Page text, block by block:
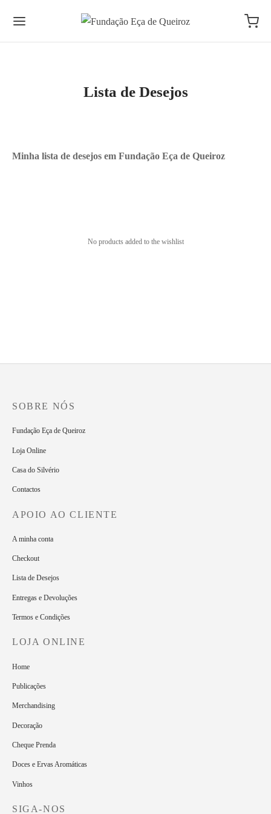
Lista de Desejos
Minha lista de desejos em Fundação Eça de Queiroz
No products added to the wishlist
SOBRE NÓS
Fundação Eça de Queiroz
Loja Online
Casa do Silvério
Contactos
APOIO AO CLIENTE
A minha conta
Checkout
Lista de Desejos
Entregas e Devoluções
Termos e Condições
LOJA ONLINE
Home
Publicações
Merchandising
Decoração
Cheque Prenda
Doces e Ervas Aromáticas
Vinhos
SIGA-NOS